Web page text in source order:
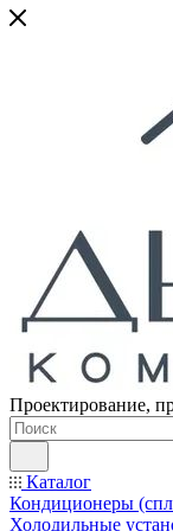
Проектирование,
Каталог
Кондиционеры
Холодильные